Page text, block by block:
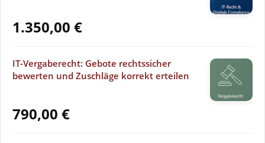
1.350,00 €
IT-Vergaberecht: Gebote rechtssicher
bewerten und Zuschläge korrekt erteilen
790,00 €